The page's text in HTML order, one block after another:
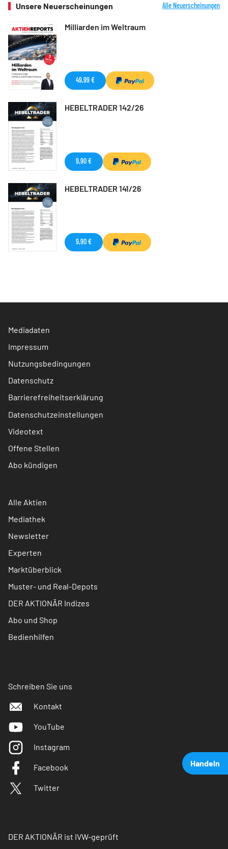
Handeln
Unsere Neuerscheinungen Alle Neuerscheinungen
Milliarden im Weltraum
49,99 €
HEBELTRADER 142/26
9,90 €
HEBELTRADER 141/26
9,90 €
Mediadaten
Impressum
Nutzungsbedingungen
Datenschutz
Barrierefreiheitserklärung
Datenschutzeinstellungen
Videotext
Offene Stellen
Abo kündigen
Alle Aktien
Mediathek
Newsletter
Experten
Marktüberblick
Muster- und Real-Depots
DER AKTIONÄR Indizes
Abo und Shop
Bedienhilfen
Schreiben Sie uns
Kontakt
YouTube
Instagram
Facebook
Twitter
DER AKTIONÄR ist IVW-geprüft